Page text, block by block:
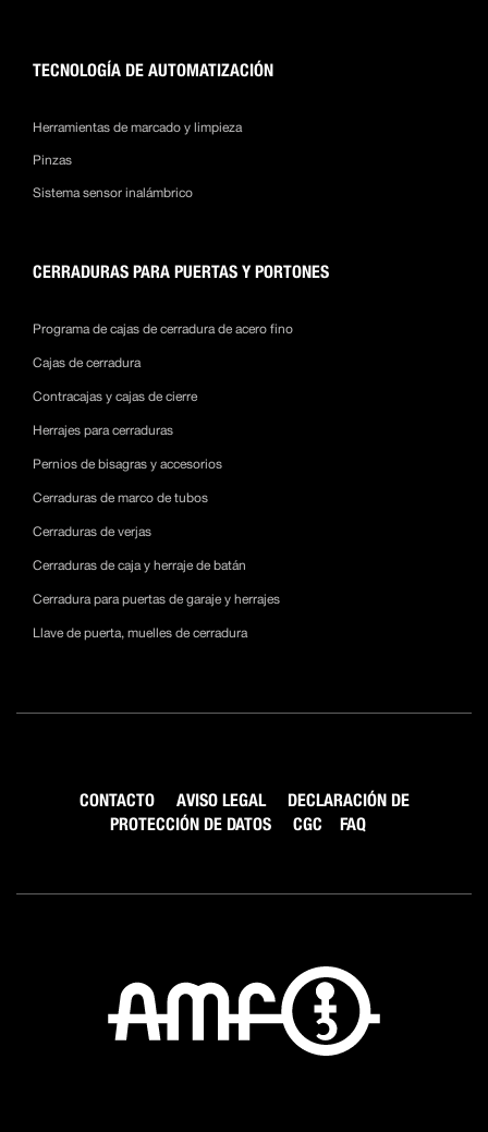
TECNOLOGÍA DE AUTOMATIZACIÓN
Herramientas de marcado y limpieza
Pinzas
Sistema sensor inalámbrico
CERRADURAS PARA PUERTAS Y PORTONES
Programa de cajas de cerradura de acero fino
Cajas de cerradura
Contracajas y cajas de cierre
Herrajes para cerraduras
Pernios de bisagras y accesorios
Cerraduras de marco de tubos
Cerraduras de verjas
Cerraduras de caja y herraje de batán
Cerradura para puertas de garaje y herrajes
Llave de puerta, muelles de cerradura
CONTACTO AVISO LEGAL
DECLARACIÓN DE
PROTECCIÓN DE DATOS
CGC FAQ